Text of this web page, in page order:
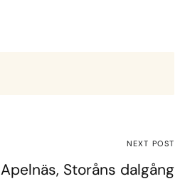
NEXT POST
Apelnäs, Storåns dalgång